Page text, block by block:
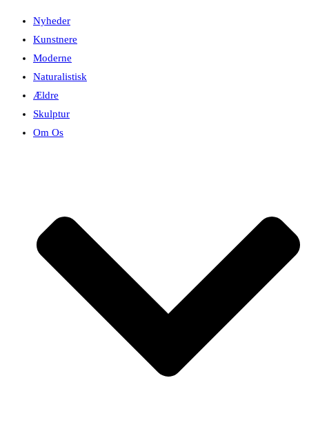
Nyheder
Kunstnere
Moderne
Naturalistisk
Ældre
Skulptur
Om Os